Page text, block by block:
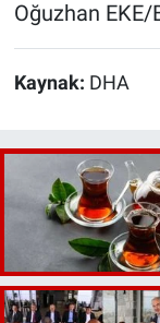
Oğuzhan EKE/
Kaynak: DHA